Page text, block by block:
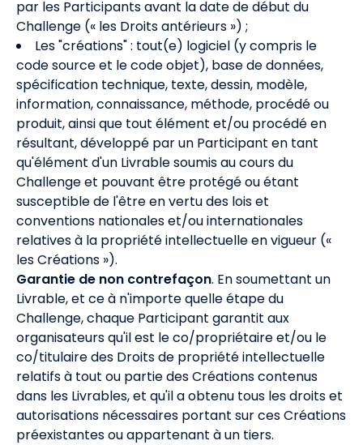
par les Participants avant la date de début du
Challenge (« les Droits antérieurs ») ;
Les "créations" : tout(e) logiciel (y compris le
code source et le code objet), base de données,
spécification technique, texte, dessin, modèle,
information, connaissance, méthode, procédé ou
produit, ainsi que tout élément et/ou procédé en
résultant, développé par un Participant en tant
qu'élément d'un Livrable soumis au cours du
Challenge et pouvant être protégé ou étant
susceptible de l'être en vertu des lois et
conventions nationales et/ou internationales
relatives à la propriété intellectuelle en vigueur («
les Créations »).
Garantie de non contrefaçon. En soumettant un
Livrable, et ce à n'importe quelle étape du
Challenge, chaque Participant garantit aux
organisateurs qu'il est le co/propriétaire et/ou le
co/titulaire des Droits de propriété intellectuelle
relatifs à tout ou partie des Créations contenus
dans les Livrables, et qu'il a obtenu tous les droits et
autorisations nécessaires portant sur ces Créations
préexistantes ou appartenant à un tiers.